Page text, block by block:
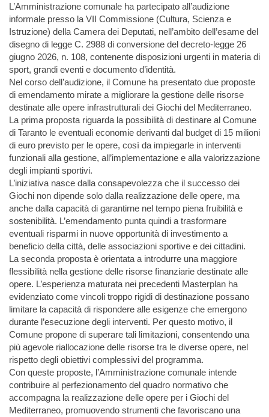
L’Amministrazione comunale ha partecipato all’audizione
informale presso la VII Commissione (Cultura, Scienza e
Istruzione) della Camera dei Deputati, nell’ambito dell’esame del
disegno di legge C. 2988 di conversione del decreto-legge 26
giugno 2026, n. 108, contenente disposizioni urgenti in materia di
sport, grandi eventi e documento d’identità.
Nel corso dell’audizione, il Comune ha presentato due proposte
di emendamento mirate a migliorare la gestione delle risorse
destinate alle opere infrastrutturali dei Giochi del Mediterraneo.
La prima proposta riguarda la possibilità di destinare al Comune
di Taranto le eventuali economie derivanti dal budget di 15 milioni
di euro previsto per le opere, così da impiegarle in interventi
funzionali alla gestione, all’implementazione e alla valorizzazione
degli impianti sportivi.
L’iniziativa nasce dalla consapevolezza che il successo dei
Giochi non dipende solo dalla realizzazione delle opere, ma
anche dalla capacità di garantirne nel tempo piena fruibilità e
sostenibilità. L’emendamento punta quindi a trasformare
eventuali risparmi in nuove opportunità di investimento a
beneficio della città, delle associazioni sportive e dei cittadini.
La seconda proposta è orientata a introdurre una maggiore
flessibilità nella gestione delle risorse finanziarie destinate alle
opere. L’esperienza maturata nei precedenti Masterplan ha
evidenziato come vincoli troppo rigidi di destinazione possano
limitare la capacità di rispondere alle esigenze che emergono
durante l’esecuzione degli interventi. Per questo motivo, il
Comune propone di superare tali limitazioni, consentendo una
più agevole riallocazione delle risorse tra le diverse opere, nel
rispetto degli obiettivi complessivi del programma.
Con queste proposte, l’Amministrazione comunale intende
contribuire al perfezionamento del quadro normativo che
accompagna la realizzazione delle opere per i Giochi del
Mediterraneo, promuovendo strumenti che favoriscano una